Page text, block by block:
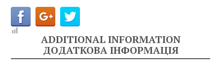
ADDITIONAL INFORMATION
ДОДАТКОВА ІНФОРМАЦІЯ